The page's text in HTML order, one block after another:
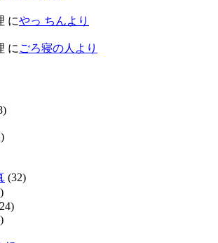
にやっ ちんより
に ごろ寝の人より
(32)